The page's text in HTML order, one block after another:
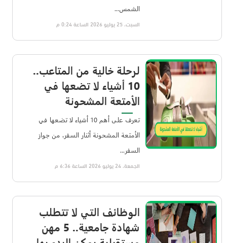
الشمس...
السبت، 25 يوليو 2026 الساعة 0:24 م
لرحلة خالية من المتاعب..
10 أشياء لا تضعها في
الأمتعة المشحونة
تعرف على أهم 10 أشياء لا تضعها في
الأمتعة المشحونة أثنار السفر، من جواز
السفر...
الجمعة، 24 يوليو 2026 الساعة 6:36 م
الوظائف التي لا تتطلب
شهادة جامعية.. 5 مهن